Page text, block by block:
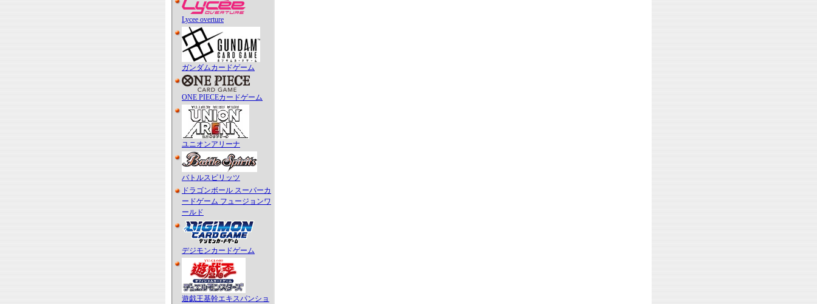
Lycee overture
ガンダムカードゲーム
ONE PIECEカードゲーム
ユニオンアリーナ
バトルスピリッツ
ドラゴンボール スーパーカ
ードゲーム フュージョンワ
ールド
デジモンカードゲーム
遊戯王基幹エキスパンショ